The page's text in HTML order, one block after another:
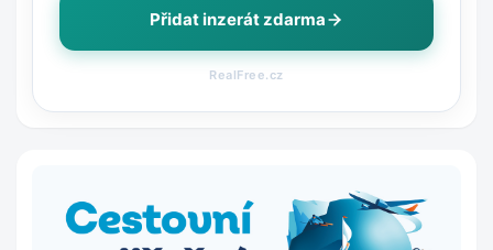
Přidat inzerát zdarma
RealFree.cz